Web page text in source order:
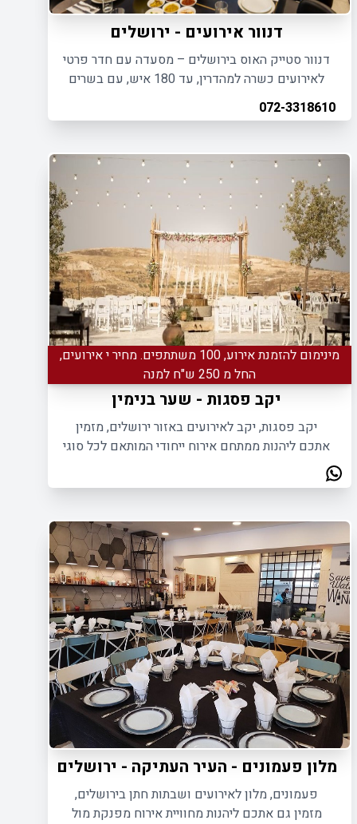
דנוור אירועים - ירושלים
דנוור סטייק האוס בירושלים – מסעדה עם חדר פרטי
לאירועים כשרה למהדרין, עד 180 איש, עם בשרים
072-3318610
מינימום להזמנת אירוע, 100 משתתפים. מחיר י אירועים,
החל מ 250 ש"ח למנה
יקב פסגות - שער בנימין
יקב פסגות, יקב לאירועים באזור ירושלים, מזמין
אתכם ליהנות ממתחם אירוח ייחודי המותאם לכל סוגי
מלון פעמונים - העיר העתיקה - ירושלים
פעמונים, מלון לאירועים ושבתות חתן בירושלים,
מזמין גם אתכם ליהנות מחוויית אירוח מפנקת מול